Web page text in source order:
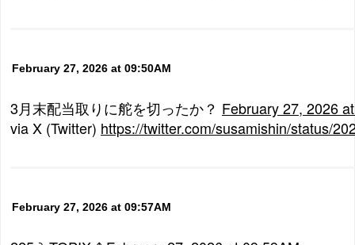
February 27, 2026 at 09:50AM
3月末配当取りに舵を切ったか？ February 27, 2026
via X (Twitter) https://twitter.com/susamishin/status/
February 27, 2026 at 09:57AM